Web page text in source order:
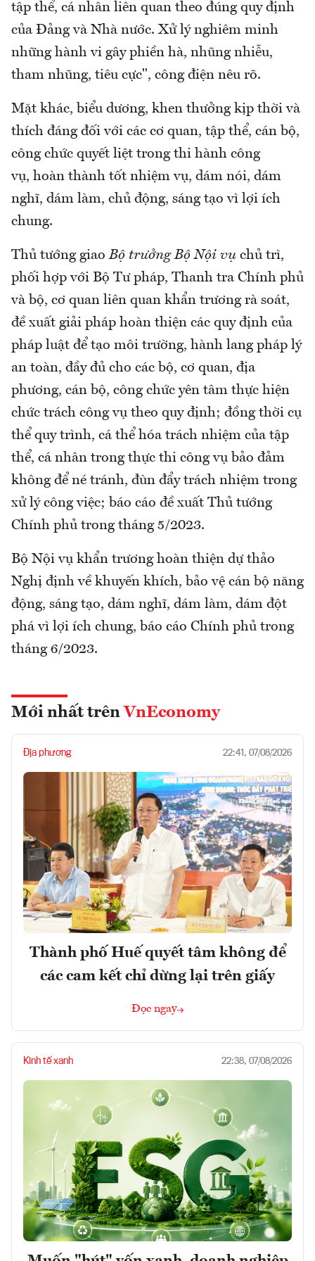
tập thể, cá nhân liên quan theo đúng quy định
của Đảng và Nhà nước. Xử lý nghiêm minh
những hành vi gây phiền hà, nhũng nhiễu,
tham nhũng, tiêu cực", công điện nêu rõ.
Mặt khác, biểu dương, khen thưởng kịp thời và
thích đáng đối với các cơ quan, tập thể, cán bộ,
công chức quyết liệt trong thi hành công
vụ, hoàn thành tốt nhiệm vụ, dám nói, dám
nghĩ, dám làm, chủ động, sáng tạo vì lợi ích
chung.
Thủ tướng giao Bộ trưởng Bộ Nội vụ chủ trì,
phối hợp với Bộ Tư pháp, Thanh tra Chính phủ
và bộ, cơ quan liên quan khẩn trương rà soát,
đề xuất giải pháp hoàn thiện các quy định của
pháp luật để tạo môi trường, hành lang pháp lý
an toàn, đầy đủ cho các bộ, cơ quan, địa
phương, cán bộ, công chức yên tâm thực hiện
chức trách công vụ theo quy định; đồng thời cụ
thể quy trình, cá thể hóa trách nhiệm của tập
thể, cá nhân trong thực thi công vụ bảo đảm
không để né tránh, đùn đẩy trách nhiệm trong
xử lý công việc; báo cáo đề xuất Thủ tướng
Chính phủ trong tháng 5/2023.
Bộ Nội vụ khẩn trương hoàn thiện dự thảo
Nghị định về khuyến khích, bảo vệ cán bộ năng
động, sáng tạo, dám nghĩ, dám làm, dám đột
phá vì lợi ích chung, báo cáo Chính phủ trong
tháng 6/2023.
Mới nhất trên VnEconomy
Địa phương 22:41, 07/08/2026
Thành phố Huế quyết tâm không để
các cam kết chỉ dừng lại trên giấy
Đọc ngay
Kinh tế xanh 22:38, 07/08/2026